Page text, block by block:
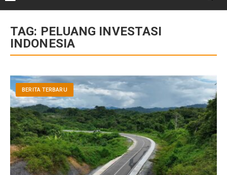
content
TAG: PELUANG INVESTASI
INDONESIA
BERITA TERBARU